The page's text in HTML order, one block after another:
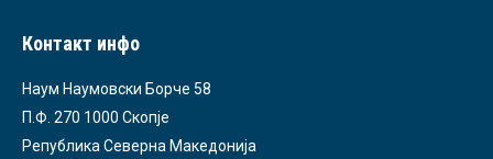
Контакт инфо
Наум Наумовски Борче 58
П.Ф. 270 1000 Скопје
Република Северна Македонија